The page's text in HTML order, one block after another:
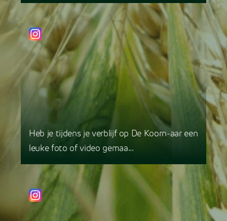
Heb je tijdens je verblijf op De Koorn-aar een
leuke foto of video gemaa...